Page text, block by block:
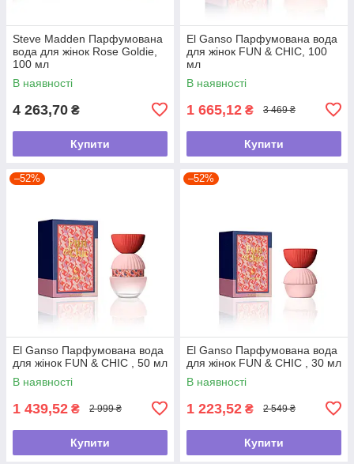
Steve Madden Парфумована
вода для жінок Rose Goldie,
100 мл
В наявності
4 263,70 ₴
Купити
El Ganso Парфумована вода
для жінок FUN & CHIC, 100
мл
В наявності
1 665,12 ₴ 3 469 ₴
Купити
–52%
El Ganso Парфумована вода
для жінок FUN & CHIC , 50 мл
В наявності
1 439,52 ₴ 2 999 ₴
Купити
–52%
El Ganso Парфумована вода
для жінок FUN & CHIC , 30 мл
В наявності
1 223,52 ₴ 2 549 ₴
Купити